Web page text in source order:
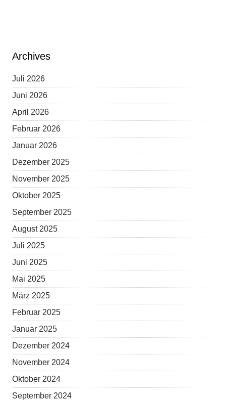
Archives
Juli 2026
Juni 2026
April 2026
Februar 2026
Januar 2026
Dezember 2025
November 2025
Oktober 2025
September 2025
August 2025
Juli 2025
Juni 2025
Mai 2025
März 2025
Februar 2025
Januar 2025
Dezember 2024
November 2024
Oktober 2024
September 2024